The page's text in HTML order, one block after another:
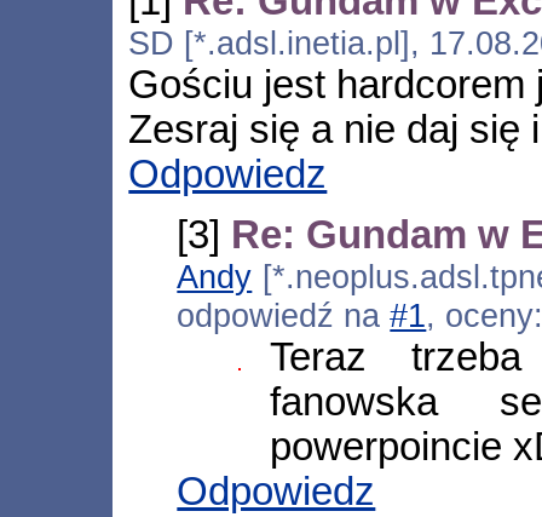
SD [*.adsl.inetia.pl],
Gościu jest hardcorem
Zesraj się a nie daj się
Odpowiedz
[3] Re: Gundam w
Andy
odpowiedź na#1,
Teraz
fanowska
powerpoincie
Odpowiedz